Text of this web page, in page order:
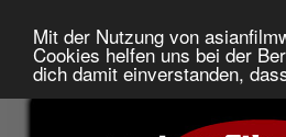
Mit der Nutzung von
Cookies helfen uns bei der
dich damit einverstanden,